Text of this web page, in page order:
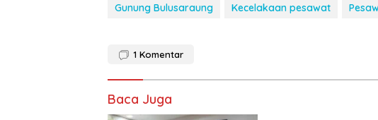
Gunung Bulusaraung Kecelakaan pesawat
1 Komentar
Baca Juga